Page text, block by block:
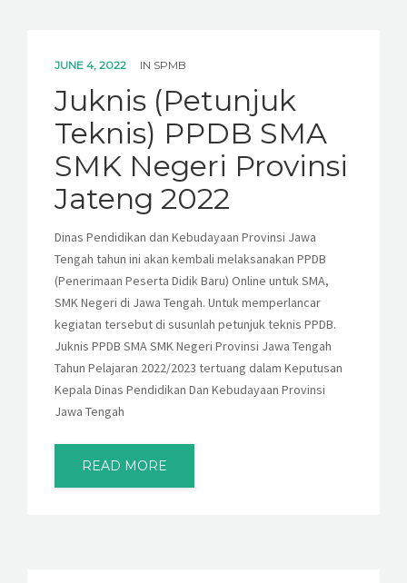
JUNE 4, 2022 IN SPMB
Juknis (Petunjuk
Teknis) PPDB SMA
SMK Negeri Provinsi
Jateng 2022
Dinas Pendidikan dan Kebudayaan Provinsi Jawa
Tengah tahun ini akan kembali melaksanakan PPDB
(Penerimaan Peserta Didik Baru) Online untuk SMA,
SMK Negeri di Jawa Tengah. Untuk memperlancar
kegiatan tersebut di susunlah petunjuk teknis PPDB.
Juknis PPDB SMA SMK Negeri Provinsi Jawa Tengah
Tahun Pelajaran 2022/2023 tertuang dalam Keputusan
Kepala Dinas Pendidikan Dan Kebudayaan Provinsi
Jawa Tengah
READ MORE